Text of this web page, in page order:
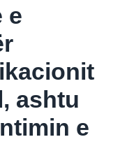
e
ashtu
e